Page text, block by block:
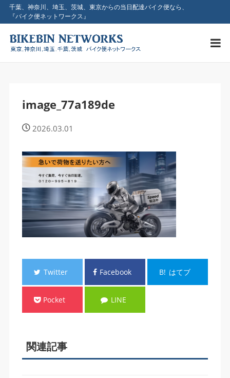
千葉、神奈川、埼玉、茨城、東京からの当日配達バイク便なら、
『バイク便ネットワークス』
image_77a189de
2026.03.01
Twitter Facebook B! はてブ
Pocket LINE
関連記事